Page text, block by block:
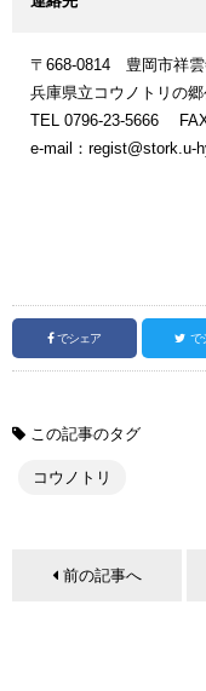
〒668-0814 豊岡
兵庫県立コウノト
TEL 0796-23-5666
e-mail：regist@stork.u-
でシェア で
この記事のタグ
コウノトリ
前の記事へ